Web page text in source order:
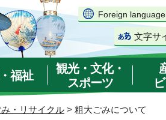
Foreign language
文字サ
福祉
観光・文化・
スポーツ
み・リサイクル > 粗大ごみについて